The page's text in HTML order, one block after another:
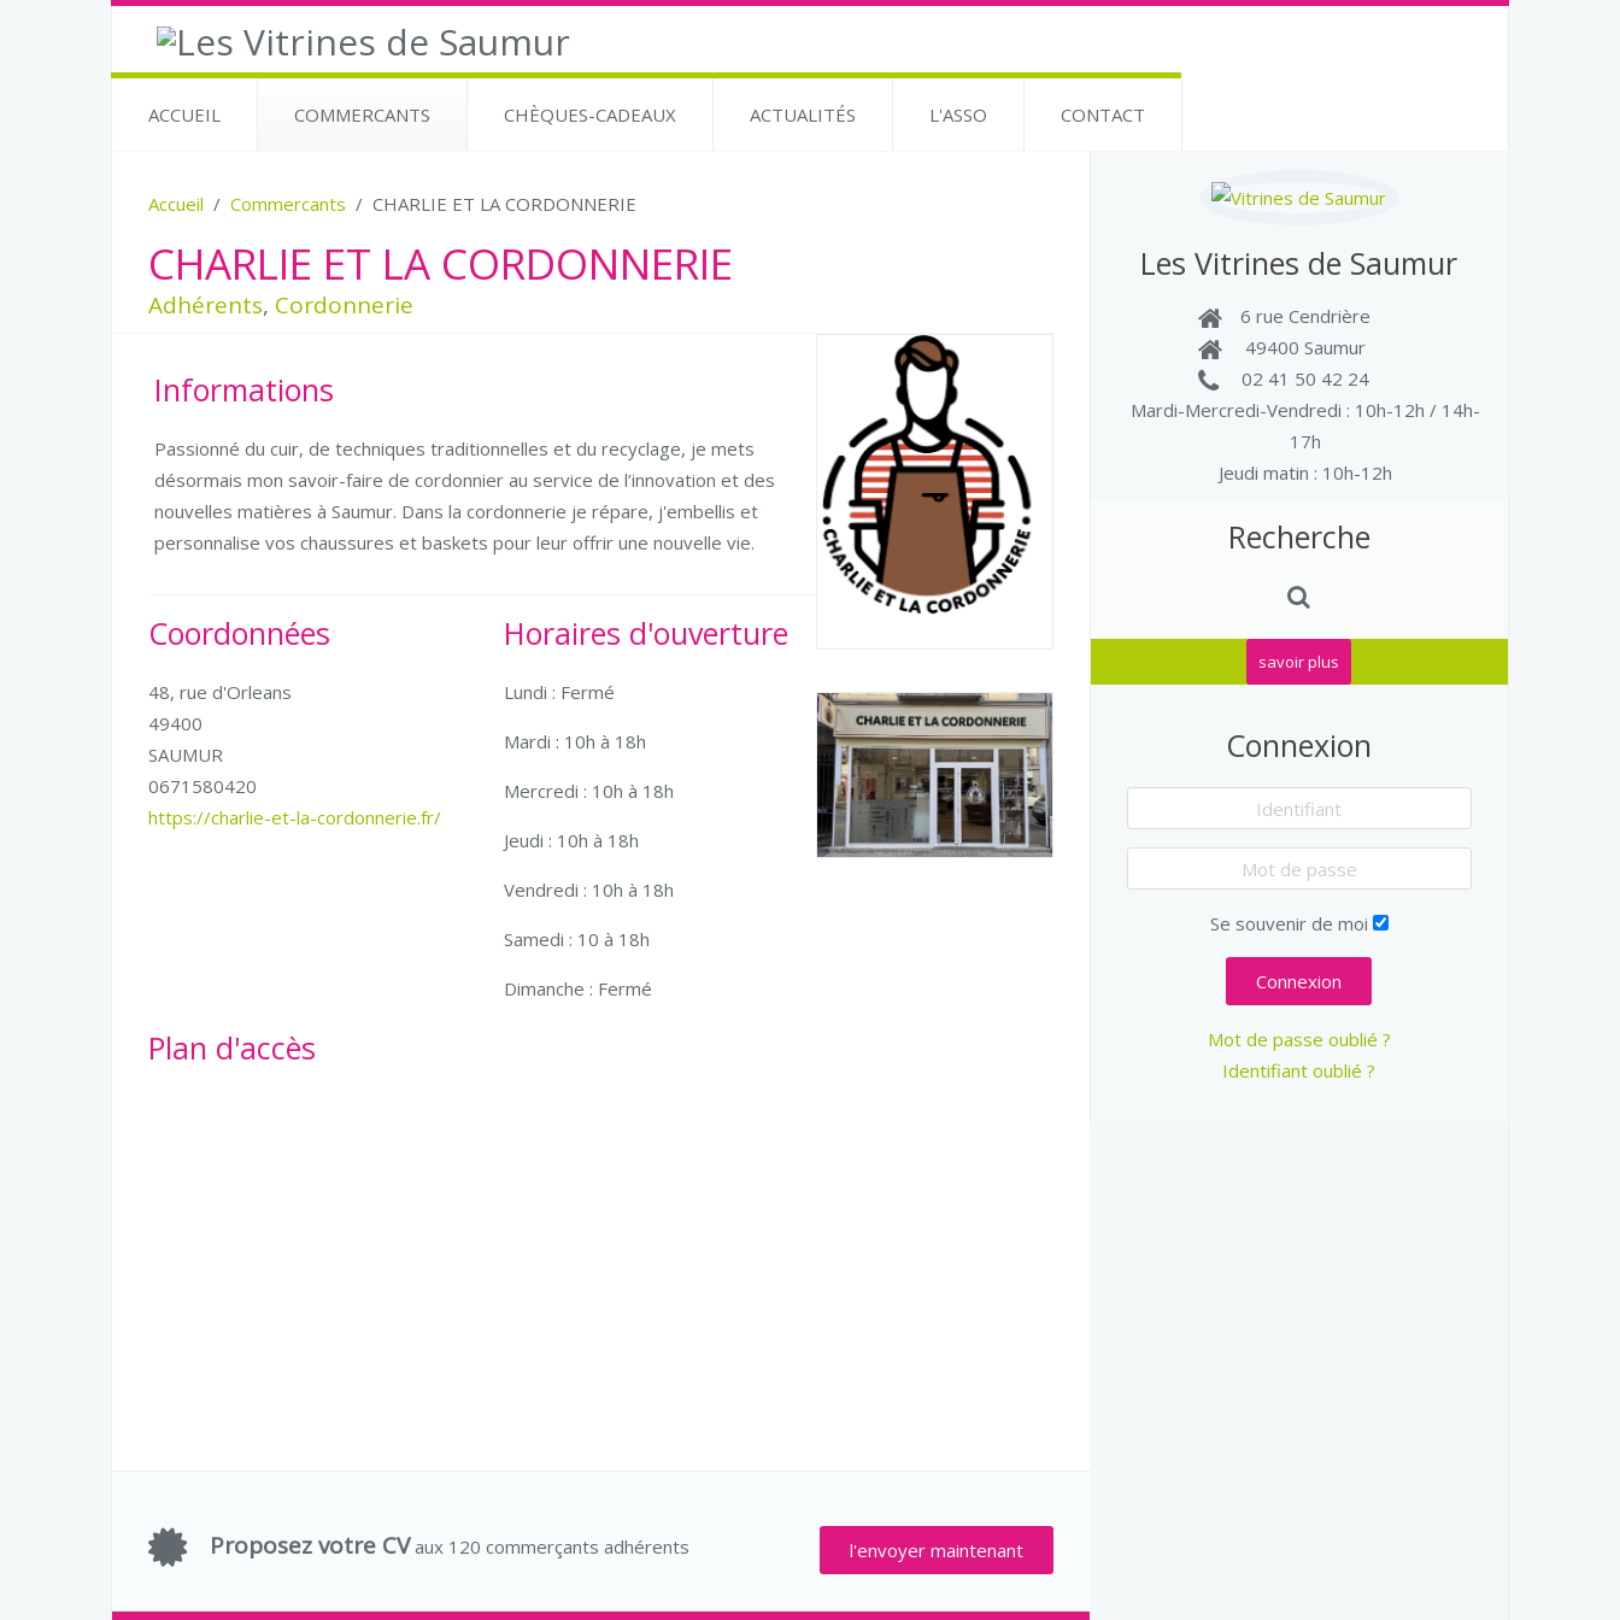
ACCUEIL COMMERCANTS CHÈQUES-CADEAUX ACTUALITÉS L'ASSO CONTACT
Accueil Commercants CHARLIE ET LA CORDONNERIE
CHARLIE ET LA CORDONNERIE
Adhérents, Cordonnerie
Informations
Passionné du cuir, de techniques traditionnelles et du recyclage, je mets
désormais mon savoir-faire de cordonnier au service de l’innovation et des
nouvelles matières à Saumur. Dans la cordonnerie je répare, j'embellis et
personnalise vos chaussures et baskets pour leur offrir une nouvelle vie.
Coordonnées
48, rue d'Orleans
49400
SAUMUR
0671580420
https://charlie-et-la-cordonnerie.fr/
Horaires d'ouverture
Lundi : Fermé
Mardi : 10h à 18h
Mercredi : 10h à 18h
Jeudi : 10h à 18h
Vendredi : 10h à 18h
Samedi : 10 à 18h
Dimanche : Fermé
Plan d'accès
l'envoyer maintenant
Proposez votre CVaux 120 commerçants adhérents
Les Vitrines de Saumur
6 rue Cendrière
49400 Saumur
02 41 50 42 24
Mardi-Mercredi-Vendredi : 10h-12h / 14h-
17h
Jeudi matin : 10h-12h
Recherche
savoir plus
Connexion
Se souvenir de moi
Connexion
Mot de passe oublié ?
Identifiant oublié ?